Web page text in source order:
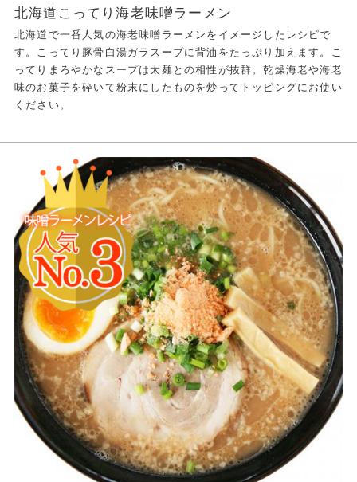
北海道こってり海老味噌ラーメン
北海道で一番人気の海老味噌ラーメンをイメージしたレシピで
す。こってり豚骨白湯ガラスープに背油をたっぷり加えます。こ
ってりまろやかなスープは太麺との相性が抜群。乾燥海老や海老
味のお菓子を砕いて粉末にしたものを炒ってトッピングにお使い
ください。